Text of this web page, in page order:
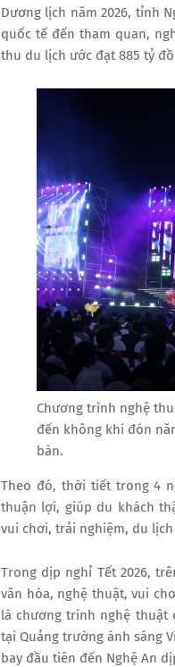
Dương lịch năm 2026, tỉnh
quốc tế đến tham quan,
thu du lịch ước đạt 885 tỷ
Chương trình nghệ
đến không khí đón
bàn.
Theo đó, thời tiết trong 4
thuận lợi, giúp du khách
vui chơi, trải nghiệm, du
Trong dịp nghỉ Tết 2026,
văn hóa, nghệ thuật, vui
là chương trình nghệ thuật
tại Quảng trường ánh sáng
bay đầu tiên đến Nghệ An